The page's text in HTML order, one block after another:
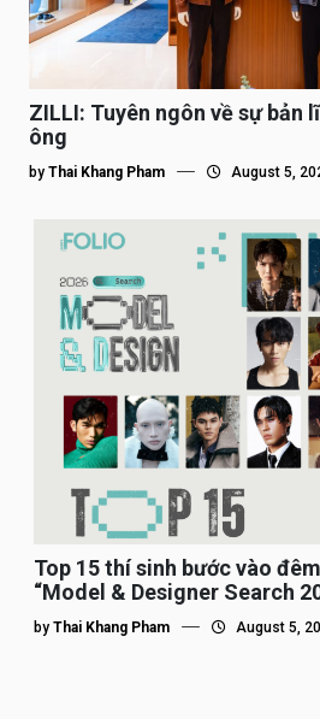
ZILLI: Tuyên ngôn về sự bản
ông
by Thai Khang Pham August 5,
Top 15 thí sinh bước vào
“Model & Designer Search
by Thai Khang Pham August 5,